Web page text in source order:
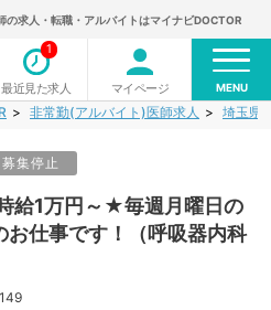
の求人・転職・アルバイトはマイナビDOCTOR
最近見た求人
1
マイページ MENU
非常勤(アルバイト)医師求人 埼玉県
募集停止
給1万円～★毎週月曜日の
仕事です！（呼吸器内科